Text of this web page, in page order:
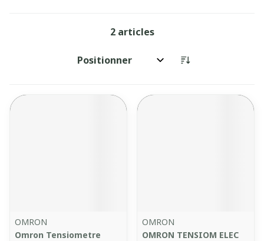
2articles
Trier par:
OMRON
Omron Tensiometre
OMRON
OMRON TENSIOM ELEC